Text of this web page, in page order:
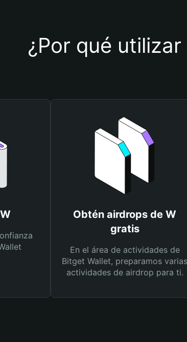
¿Por qué
Obtén airdrops de W
gratis
En el área de actividades de
Bitget Wallet, preparamos varias
actividades de airdrop para ti.